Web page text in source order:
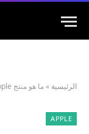
الرئيسية »ما هو منتج Apple المفضل لديك والذي تم إصداره في عام 2024؟ [Poll]
APPLE